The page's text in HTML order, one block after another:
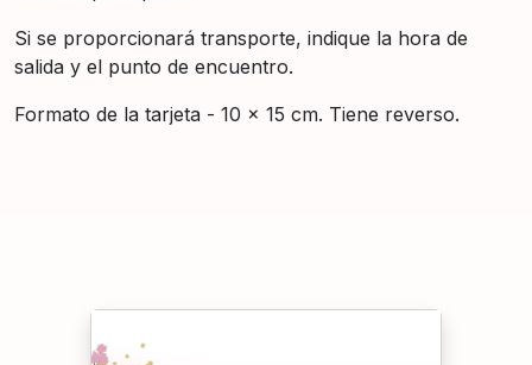
Si se proporcionará transporte, indique la hora de
salida y el punto de encuentro.
Formato de la tarjeta - 10 × 15 cm. Tiene reverso.